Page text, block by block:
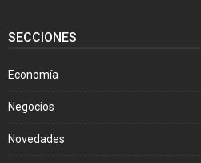
SECCIONES
Economía
Negocios
Novedades